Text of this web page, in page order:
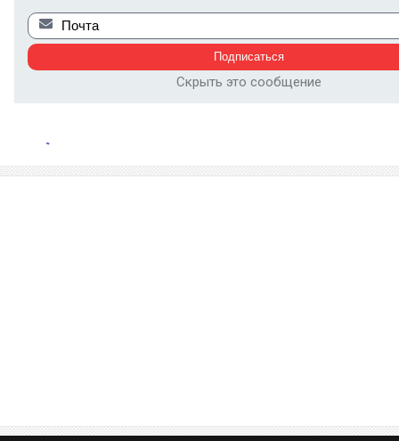
Скрыть это сообщение